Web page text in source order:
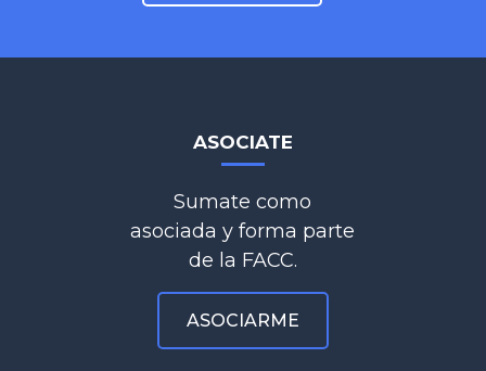
ASOCIATE
Sumate como
asociada y forma parte
de la FACC.
ASOCIARME